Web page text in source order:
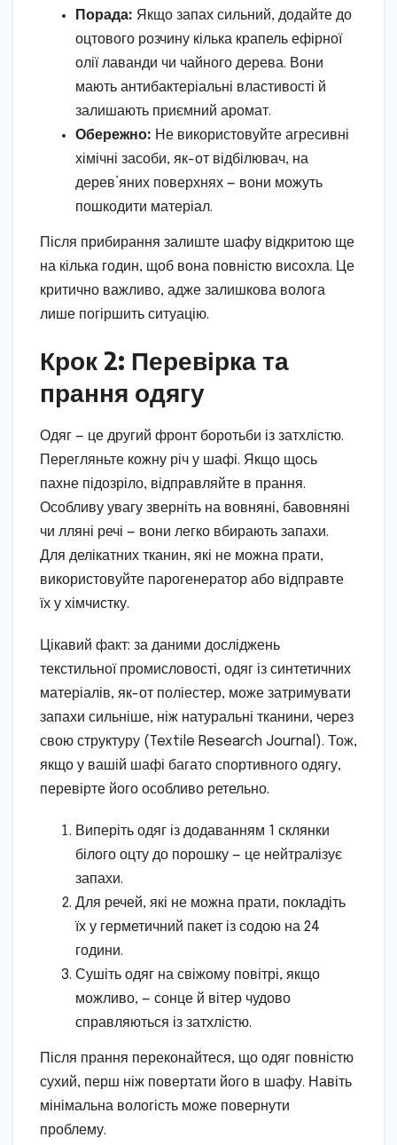
Порада: Якщо запах сильний, додайте до
оцтового розчину кілька крапель ефірної
олії лаванди чи чайного дерева. Вони
мають антибактеріальні властивості й
залишають приємний аромат.
Обережно: Не використовуйте агресивні
хімічні засоби, як-от відбілювач, на
дерев’яних поверхнях — вони можуть
пошкодити матеріал.
Після прибирання залиште шафу відкритою ще
на кілька годин, щоб вона повністю висохла. Це
критично важливо, адже залишкова волога
лише погіршить ситуацію.
Крок 2: Перевірка та
прання одягу
Одяг — це другий фронт боротьби із затхлістю.
Перегляньте кожну річ у шафі. Якщо щось
пахне підозріло, відправляйте в прання.
Особливу увагу зверніть на вовняні, бавовняні
чи лляні речі — вони легко вбирають запахи.
Для делікатних тканин, які не можна прати,
використовуйте парогенератор або відправте
їх у хімчистку.
Цікавий факт: за даними досліджень
текстильної промисловості, одяг із синтетичних
матеріалів, як-от поліестер, може затримувати
запахи сильніше, ніж натуральні тканини, через
свою структуру (Textile Research Journal). Тож,
якщо у вашій шафі багато спортивного одягу,
перевірте його особливо ретельно.
Виперіть одяг із додаванням 1 склянки
білого оцту до порошку — це нейтралізує
запахи.
Для речей, які не можна прати, покладіть
їх у герметичний пакет із содою на 24
години.
Сушіть одяг на свіжому повітрі, якщо
можливо, — сонце й вітер чудово
справляються із затхлістю.
Після прання переконайтеся, що одяг повністю
сухий, перш ніж повертати його в шафу. Навіть
мінімальна вологість може повернути
проблему.